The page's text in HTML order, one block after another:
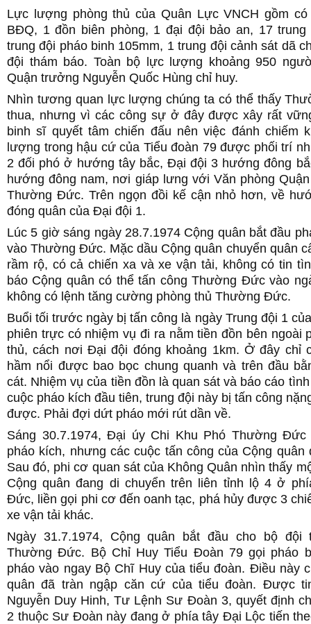
Lực lượng phòng thủ của Quân Lực VNCH gồm có
BĐQ, 1 đồn biên phòng, 1 đại đội bảo an, 17
trung đội pháo binh 105mm, 1 trung đội cảnh sát dã
đội thám báo. Toàn bộ lực lượng khoảng 950
Quận trưởng Nguyễn Quốc Hùng chỉ huy.
Nhìn tương quan lực lượng chúng ta có thể thấy
thua, nhưng vì các công sự ở đây được xây rất
binh sĩ quyết tâm chiến đấu nên việc đánh chiếm
lượng trong hậu cứ của Tiểu đoàn 79 được phối trí
2 đối phó ở hướng tây bắc, Đại đội 3 hướng đông
hướng đông nam, nơi giáp lưng với Văn phòng
Thường Đức. Trên ngọn đồi kế cận nhỏ hơn, về
đóng quân của Đại đội 1.
Lúc 5 giờ sáng ngày 28.7.1974 Cộng quân bắt đầu
vào Thường Đức. Mặc dầu Cộng quân chuyển quân
rầm rộ, có cả chiến xa và xe vận tải, không có tin
báo Cộng quân có thể tấn công Thường Đức vào
không có lệnh tăng cường phòng thủ Thường Đức.
Buổi tối trước ngày bị tấn công là ngày Trung đội 1
phiên trực có nhiệm vụ đi ra nằm tiền đồn bên ngoài
thủ, cách nơi Đại đội đóng khoảng 1km. Ở đây chỉ
hầm nổi được bao bọc chung quanh và trên đầu
cát. Nhiệm vụ của tiền đồn là quan sát và báo cáo
cuộc pháo kích đầu tiên, trung đội này bị tấn công
được. Phải đợi dứt pháo mới rút dần về.
Sáng 30.7.1974, Đại úy Chi Khu Phó Thường
pháo kích, nhưng các cuộc tấn công của Cộng quân
Sau đó, phi cơ quan sát của Không Quân nhìn thấy
Cộng quân đang di chuyển trên liên tỉnh lộ 4 ở
Đức, liền gọi phi cơ đến oanh tạc, phá hủy được 3
xe vận tải khác.
Ngày 31.7.1974, Cộng quân bắt đầu cho bộ đội
Thường Đức. Bộ Chỉ Huy Tiểu Đoàn 79 gọi pháo
pháo vào ngay Bộ Chĩ Huy của tiểu đoàn. Điều này
quân đã tràn ngập căn cứ của tiểu đoàn. Được
Nguyễn Duy Hinh, Tư Lệnh Sư Đoàn 3, quyết định
2 thuộc Sư Đoàn này đang ở phía tây Đại Lộc tiến